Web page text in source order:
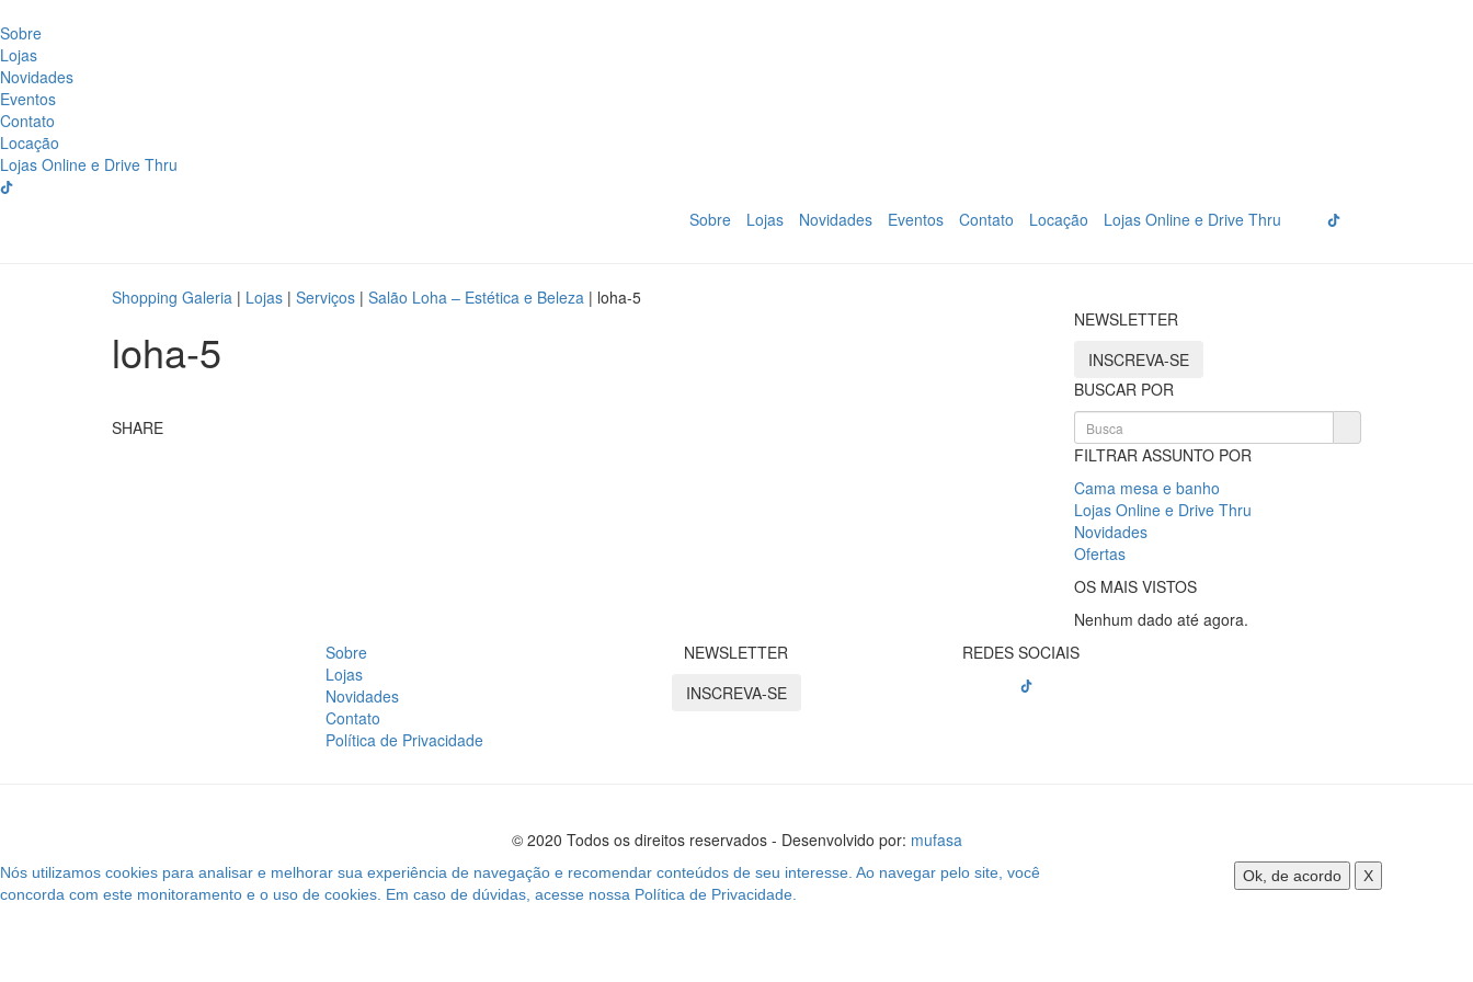
Sobre
Lojas
Novidades
Eventos
Contato
Locação
Lojas Online e Drive Thru
Sobre Lojas Novidades Eventos Contato Locação Lojas Online e Drive Thru
Shopping Galeria | Lojas | Serviços | Salão Loha – Estética e Beleza | loha-5
loha-5
SHARE
NEWSLETTER
INSCREVA-SE
BUSCAR POR
FILTRAR ASSUNTO POR
Cama mesa e banho
Lojas Online e Drive Thru
Novidades
Ofertas
OS MAIS VISTOS
Nenhum dado até agora.
Sobre
Lojas
Novidades
Contato
Política de Privacidade
NEWSLETTER
INSCREVA-SE
REDES SOCIAIS
© 2020 Todos os direitos reservados - Desenvolvido por: mufasa
Nós utilizamos cookies para analisar e melhorar sua experiência de navegação e recomendar conteúdos de seu interesse. Ao navegar pelo site, você
concorda com este monitoramento e o uso de cookies. Em caso de dúvidas, acesse nossa Política de Privacidade.
Ok, de acordo X